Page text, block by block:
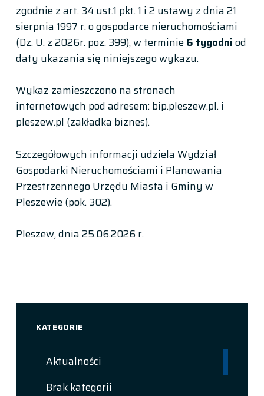
zgodnie z art. 34 ust.1 pkt. 1 i 2 ustawy z dnia 21
sierpnia 1997 r. o gospodarce nieruchomościami
(Dz. U. z 2026r. poz. 399), w terminie 6 tygodniod
daty ukazania się niniejszego wykazu.
Wykaz zamieszczono na stronach
internetowych pod adresem: bip.pleszew.pl. i
pleszew.pl (zakładka biznes).
Szczegółowych informacji udziela Wydział
Gospodarki Nieruchomościami i Planowania
Przestrzennego Urzędu Miasta i Gminy w
Pleszewie (pok. 302).
Pleszew, dnia 25.06.2026 r.
Skip back to main navigation
KATEGORIE
Aktualności
Brak kategorii